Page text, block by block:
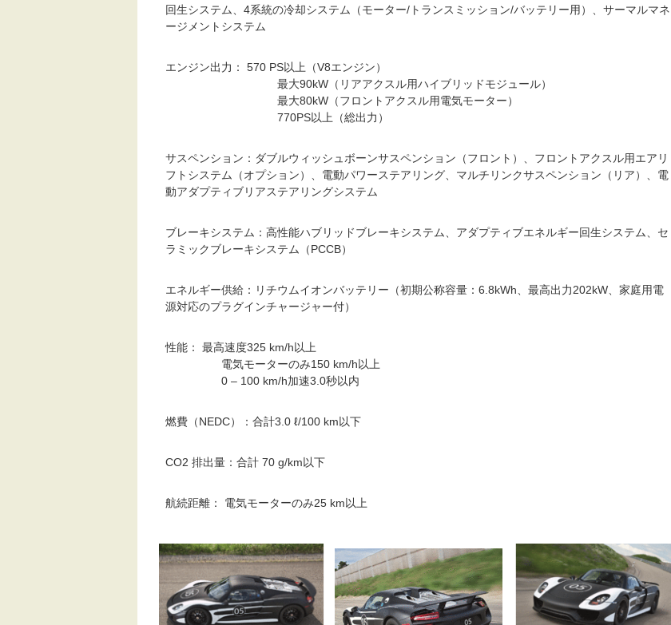
回生システム、4系統の冷却システム（モーター/トランスミッション/バッテリー用）、サーマルマネ
ージメントシステム
エンジン出力： 570 PS以上（V8エンジン）
最大90kW（リアアクスル用ハイブリッドモジュール）
最大80kW（フロントアクスル用電気モーター）
770PS以上（総出力）
サスペンション：ダブルウィッシュボーンサスペンション（フロント）、フロントアクスル用エアリ
フトシステム（オプション）、電動パワーステアリング、マルチリンクサスペンション（リア）、電
動アダプティブリアステアリングシステム
ブレーキシステム：高性能ハブリッドブレーキシステム、アダプティブエネルギー回生システム、セ
ラミックブレーキシステム（PCCB）
エネルギー供給：リチウムイオンバッテリー（初期公称容量：6.8kWh、最高出力202kW、家庭用電
源対応のプラグインチャージャー付）
性能： 最高速度325 km/h以上
電気モーターのみ150 km/h以上
0 – 100 km/h加速3.0秒以内
燃費（NEDC）：合計3.0 ℓ/100 km以下
CO2 排出量：合計 70 g/km以下
航続距離： 電気モーターのみ25 km以上